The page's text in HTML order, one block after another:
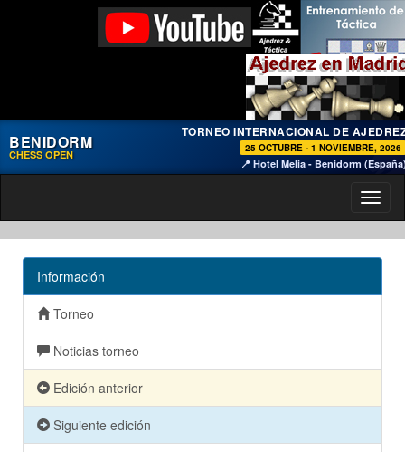
BENIDORM
CHESS OPEN
TORNEO INTERNACIONAL DE
25 OCTUBRE - 1 NOVIEMBRE, 2026
📍 Hotel Melia - Benidorm
Información
Torneo
Noticias torneo
Edición anterior
Siguiente edición